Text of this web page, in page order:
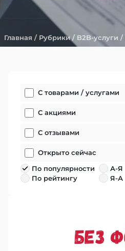
Главная / Рубрики/ B2B-услуги /
С товарами / услугами
С акциями
С отзывами
Открыто сейчас
По популярности
По рейтингу
А-Я
Я-А